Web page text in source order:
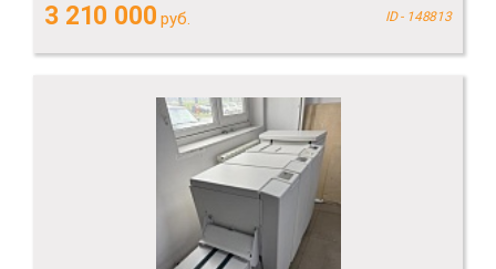
3 210 000 руб. ID - 148813